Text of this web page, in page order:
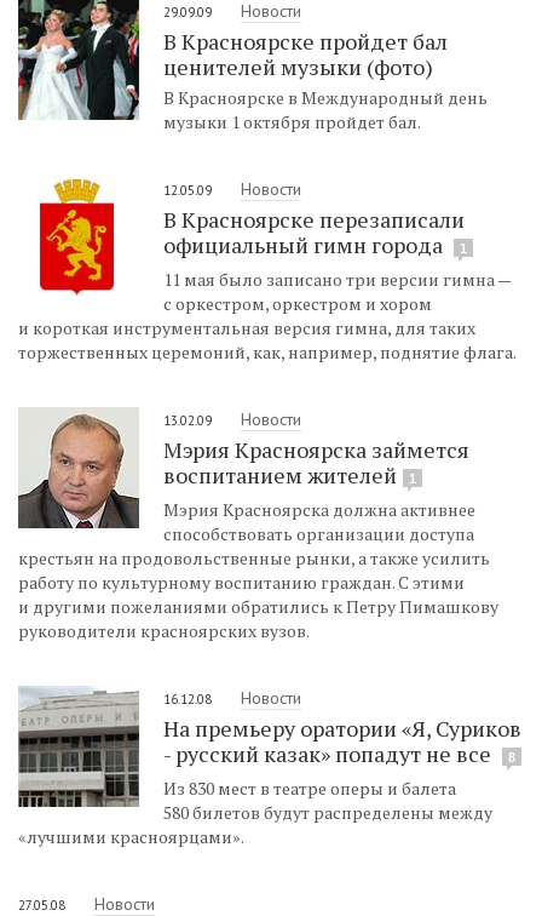
29.09.09 Новости
В Красноярске пройдет бал
ценителей музыки (фото)
В Красноярске в Международный день
музыки 1 октября пройдет бал.
12.05.09 Новости
В Красноярске перезаписали
официальный гимн города
1
11 мая было записано три версии гимна —
с оркестром, оркестром и хором
и короткая инструментальная версия гимна, для таких
торжественных церемоний, как, например, поднятие флага.
13.02.09 Новости
Мэрия Красноярска займется
воспитанием жителей
1
Мэрия Красноярска должна активнее
способствовать организации доступа
крестьян на продовольственные рынки, а также усилить
работу по культурному воспитанию граждан. С этими
и другими пожеланиями обратились к Петру Пимашкову
руководители красноярских вузов.
16.12.08 Новости
На премьеру оратории «Я, Суриков
- русский казак» попадут не все
8
Из 830 мест в театре оперы и балета
580 билетов будут распределены между
«лучшими красноярцами».
27.05.08 Новости